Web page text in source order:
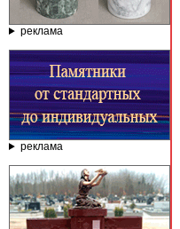
реклама
реклама